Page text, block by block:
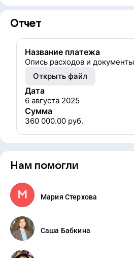
Отчет
Название платежа
Опись расходов и документы
Открыть файл
Дата
6 августа 2025
Сумма
360 000.00 руб.
Нам помогли
Мария Стерхова
Саша Бабкина